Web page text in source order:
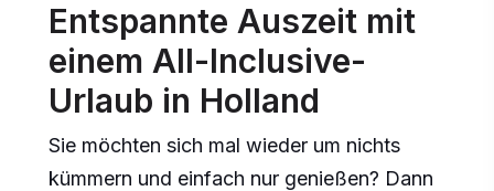
Entspannte Auszeit mit
einem All-Inclusive-
Urlaub in Holland
Sie möchten sich mal wieder um nichts
kümmern und einfach nur genießen? Dann